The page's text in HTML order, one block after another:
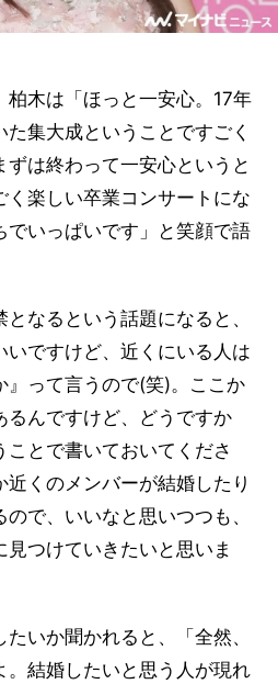
木は「ほっと一安心。17年
集大成ということですごく
は終わって一安心というと
く楽しい卒業コンサートにな
でいっぱいです」と笑顔で語
なるという話題になると、
いですけど、近くにいる人は
』って言うので(笑)。ここか
るんですけど、どうですか
とで書いておいてくださ
くのメンバーが結婚したり
で、いいなと思いつつも、
つけていきたいと思いま
いか聞かれると、「全然、
。結婚したいと思う人が現れ